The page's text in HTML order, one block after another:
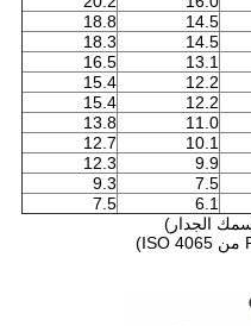
14.5
18.8
14.5
18.3
13.1
16.5
12.2
15.4
12.2
15.4
11.0
13.8
10.1
12.7
9.9
12.3
7.5
9.3
6.1
7.5